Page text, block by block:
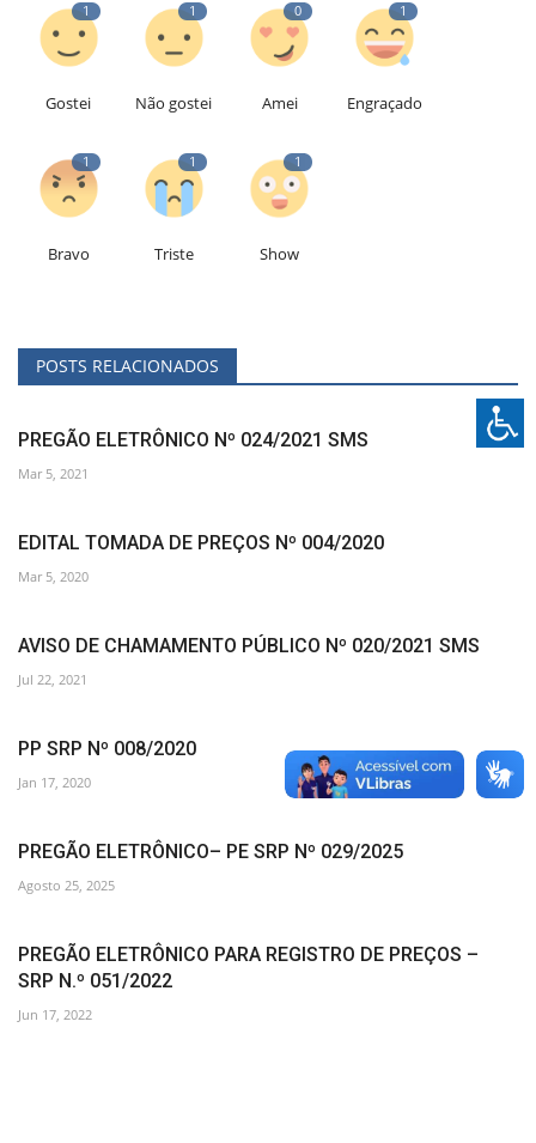
1
Gostei
1
Não gostei
0
Amei
1
Engraçado
1
Bravo
1
Triste
1
Show
POSTS RELACIONADOS
PREGÃO ELETRÔNICO Nº 024/2021 SMS
Mar 5, 2021
EDITAL TOMADA DE PREÇOS Nº 004/2020
Mar 5, 2020
AVISO DE CHAMAMENTO PÚBLICO Nº 020/2021 SMS
Jul 22, 2021
PP SRP Nº 008/2020
Jan 17, 2020
PREGÃO ELETRÔNICO– PE SRP Nº 029/2025
Agosto 25, 2025
PREGÃO ELETRÔNICO PARA REGISTRO DE PREÇOS –
SRP N.º 051/2022
Jun 17, 2022